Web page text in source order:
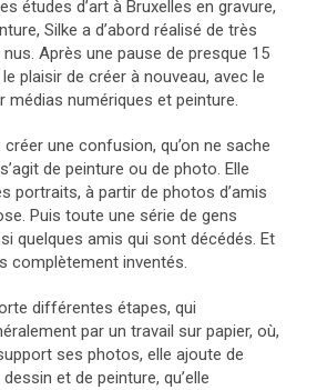
études d’art à Bruxelles en gravure,
Silke a d’abord réalisé de très
Après une pause de presque 15
plaisir de créer à nouveau, avec le
médias numériques et peinture.
une confusion, qu’on ne sache
de peinture ou de photo. Elle
portraits, à partir de photos d’amis
Puis toute une série de gens
quelques amis qui sont décédés. Et
complètement inventés.
différentes étapes, qui
par un travail sur papier, où,
ses photos, elle ajoute de
et de peinture, qu’elle